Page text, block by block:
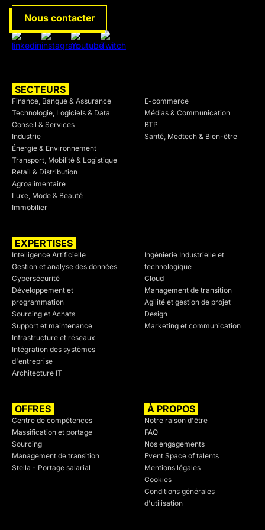
d'architecture qui engagent une organisation pour
valeur réelle.
SECTEURS
Finance, Banque & Assurance
Technologie, Logiciels & Data
Conseil & Services
Industrie
Énergie & Environnement
Transport, Mobilité & Logistique
Retail & Distribution
Agroalimentaire
Luxe, Mode & Beauté
Immobilier
E-commerce
Médias & Communication
BTP
Santé, Medtech & Bien-être
EXPERTISES
Intelligence Artificielle
Gestion et analyse des données
Cybersécurité
Développement et
programmation
Sourcing et Achats
Support et maintenance
Infrastructure et réseaux
Intégration des systèmes
d'entreprise
Architecture IT
Ingénierie Industrielle et
technologique
Cloud
Management de transition
Agilité et gestion de projet
Design
Marketing et communication
Nous contacter
OFFRES
Centre de compétences
Massification et portage
Sourcing
Management de transition
Stella - Portage salarial
À PROPOS
Notre raison d'être
FAQ
Nos engagements
Event Space of talents
Mentions légales
Cookies
Conditions générales
d'utilisation